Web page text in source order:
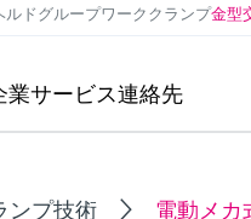
ルドグループワーククランプ金型
業サービス連絡先
ンプ技術 電動メカ